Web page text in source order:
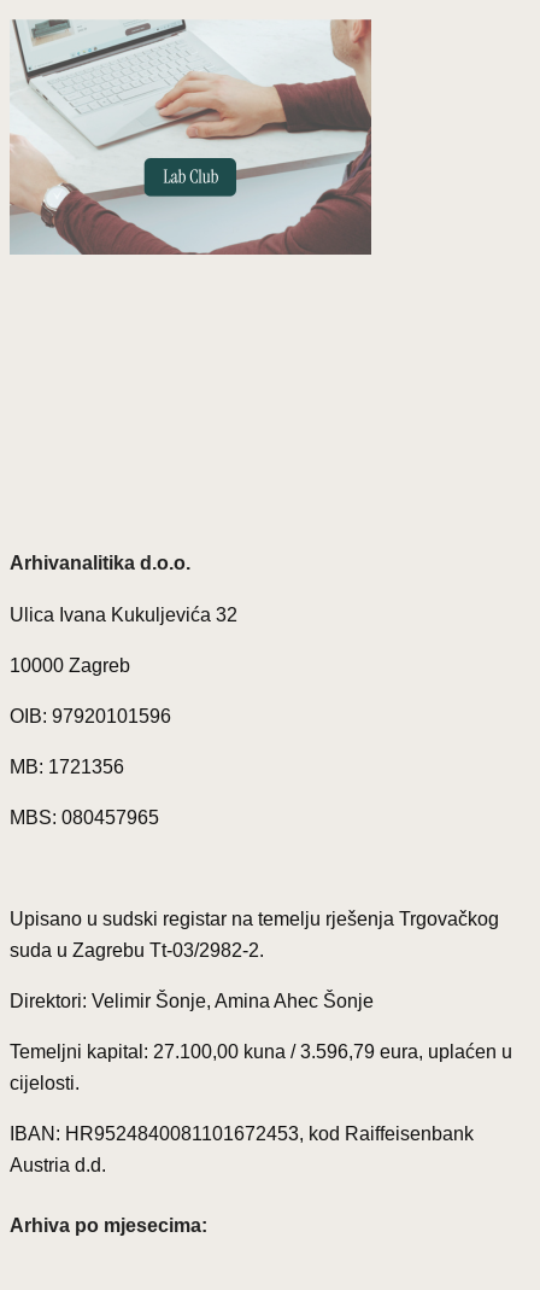
Arhivanalitika d.o.o.
Ulica Ivana Kukuljevića 32
10000 Zagreb
OIB: 97920101596
MB: 1721356
MBS: 080457965
Upisano u sudski registar na temelju rješenja Trgovačkog
suda u Zagrebu Tt-03/2982-2.
Direktori: Velimir Šonje, Amina Ahec Šonje
Temeljni kapital: 27.100,00 kuna / 3.596,79 eura, uplaćen u
cijelosti.
IBAN: HR9524840081101672453, kod Raiffeisenbank
Austria d.d.
Arhiva po mjesecima: